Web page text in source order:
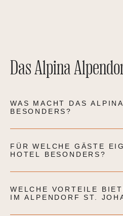
Das Alpina
WAS MACHT DAS
BESONDERS?
FÜR WELCHE GÄSTE
HOTEL BESONDERS?
WELCHE VORTEILE
IM ALPENDORF ST.